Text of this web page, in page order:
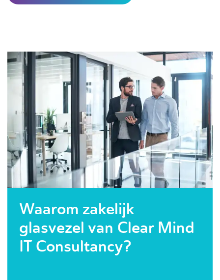
Waarom zakelijk
glasvezel van Clear Mind
IT Consultancy?